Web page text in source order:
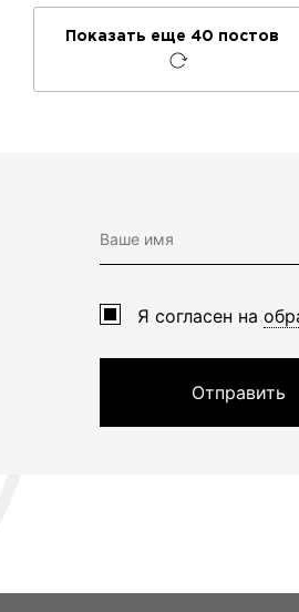
Показать еще 40 постов
Я согласен на
Отправить